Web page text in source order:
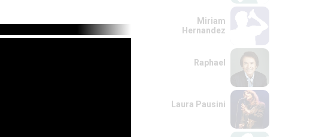
Miriam
Hernandez
Raphael
Laura Pausini